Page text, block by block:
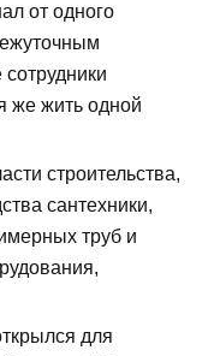
от одного
же жить одной
строительства,
сантехники,
труб и
для